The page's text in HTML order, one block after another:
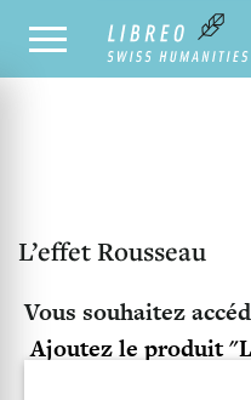
NOTRE CATALOGUE
L’effet Rousseau
Vous souhaitez
Ajoutez le produit
et